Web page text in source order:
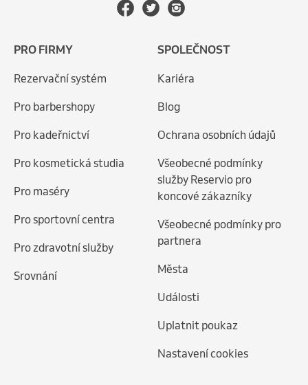
PRO FIRMY
Rezervační systém
Pro barbershopy
Pro kadeřnictví
Pro kosmetická studia
Pro maséry
Pro sportovní centra
Pro zdravotní služby
Srovnání
SPOLEČNOST
Kariéra
Blog
Ochrana osobních údajů
Všeobecné podmínky
služby Reservio pro
koncové zákazníky
Všeobecné podmínky pro
partnera
Města
Události
Uplatnit poukaz
Nastavení cookies